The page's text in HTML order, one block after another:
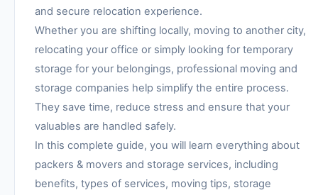
and secure relocation experience.
Whether you are shifting locally, moving to another city,
relocating your office or simply looking for temporary
storage for your belongings, professional moving and
storage companies help simplify the entire process.
They save time, reduce stress and ensure that your
valuables are handled safely.
In this complete guide, you will learn everything about
packers & movers and storage services, including
benefits, types of services, moving tips, storage